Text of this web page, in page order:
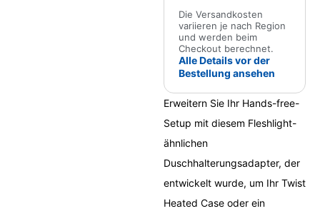
Die Versandkosten
variieren je nach Region
und werden beim
Checkout berechnet.
Alle Details vor der
Bestellung ansehen
Erweitern Sie Ihr Hands-free-
Setup mit diesem Fleshlight-
ähnlichen
Duschhalterungsadapter, der
entwickelt wurde, um Ihr Twist
Heated Case oder ein